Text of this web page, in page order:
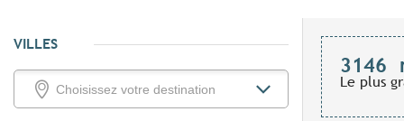
VILLES
3146
Le plus